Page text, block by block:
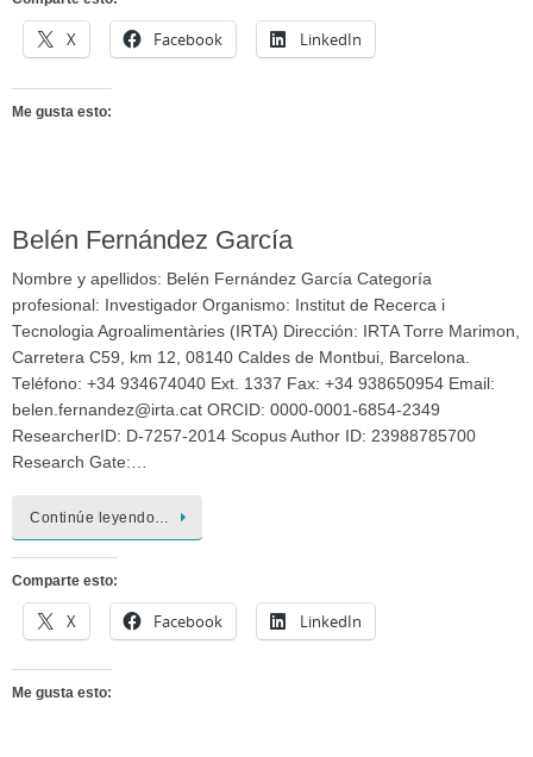
X Facebook LinkedIn
Me gusta esto:
Belén Fernández García
Nombre y apellidos: Belén Fernández García Categoría
profesional: Investigador Organismo: Institut de Recerca i
Tecnologia Agroalimentàries (IRTA) Dirección: IRTA Torre Marimon,
Carretera C59, km 12, 08140 Caldes de Montbui, Barcelona.
Teléfono: +34 934674040 Ext. 1337 Fax: +34 938650954 Email:
belen.fernandez@irta.cat ORCID: 0000-0001-6854-2349
ResearcherID: D-7257-2014 Scopus Author ID: 23988785700
Research Gate:…
Continúe leyendo…
Comparte esto:
X Facebook LinkedIn
Me gusta esto: